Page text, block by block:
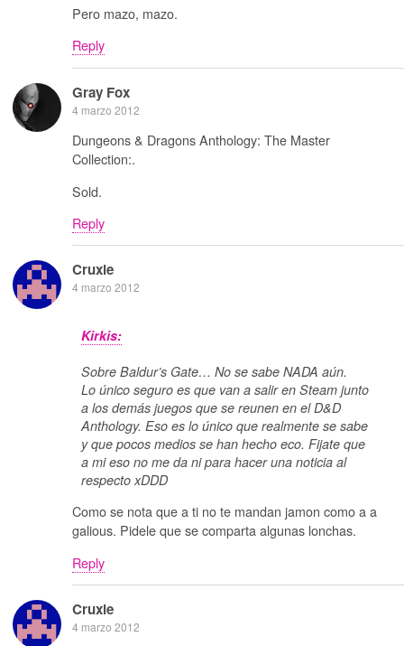
Pero mazo, mazo.
Reply
Gray Fox
4 marzo 2012
Dungeons & Dragons Anthology: The Master
Collection:.
Sold.
Reply
Cruxie
4 marzo 2012
Kirkis:
Sobre Baldur’s Gate… No se sabe NADA aún.
Lo único seguro es que van a salir en Steam junto
a los demás juegos que se reunen en el D&D
Anthology. Eso es lo único que realmente se sabe
y que pocos medios se han hecho eco. Fijate que
a mi eso no me da ni para hacer una noticia al
respecto xDDD
Como se nota que a ti no te mandan jamon como a a
galious. Pidele que se comparta algunas lonchas.
Reply
Cruxie
4 marzo 2012